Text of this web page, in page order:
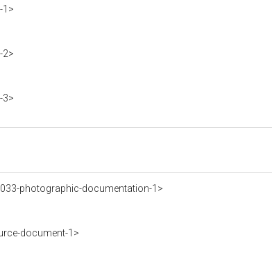
photographic-documentation-1>
document-1>